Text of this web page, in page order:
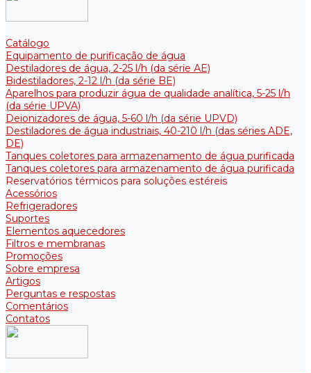
Catálogo
Equipamento de purificação de água
Destiladores de água, 2-25 l/h (da série АE)
Bidestiladores, 2-12 l/h (da série BE)
Aparelhos para produzir água de qualidade analítica, 5-25 l/h
(da série UPVA)
Deionizadores de água, 5-60 l/h (da série UPVD)
Destiladores de água industriais, 40-210 l/h (das séries ADE,
DE)
Tanques coletores para armazenamento de água purificada
Tanques coletores para armazenamento de água purificada
Reservatórios térmicos para soluções estéreis
Acessórios
Refrigeradores
Suportes
Elementos aquecedores
Filtros e membranas
Promoções
Sobre empresa
Artigos
Perguntas e respostas
Comentários
Contatos